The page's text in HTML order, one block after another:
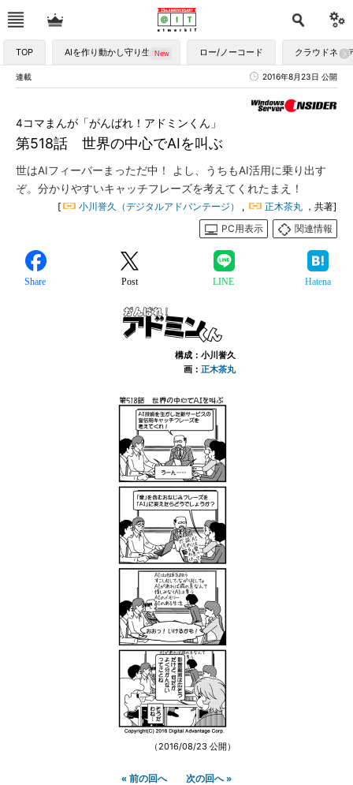
TOP AIを作り動かし守り生かす ロー/ノーコード クラウドネイ
連載 2016年8月23日 公開
第518話 世界の中心でAIを叫ぶ
4コマまんが「がんばれ！アドミンくん」
世はAIフィーバーまっただ中！ よし、うちもAI活用に乗り出す
ぞ。分かりやすいキャッチフレーズを考えてくれたまえ！
[ 小川誉久（デジタルアドバンテージ） , 正木茶丸 ，共著]
PC用表示
関連情報
Share Post LINE Hatena
構成：小川誉久
画： 正木茶丸
（2016/08/23 公開）
« 前の回へ 次の回へ »